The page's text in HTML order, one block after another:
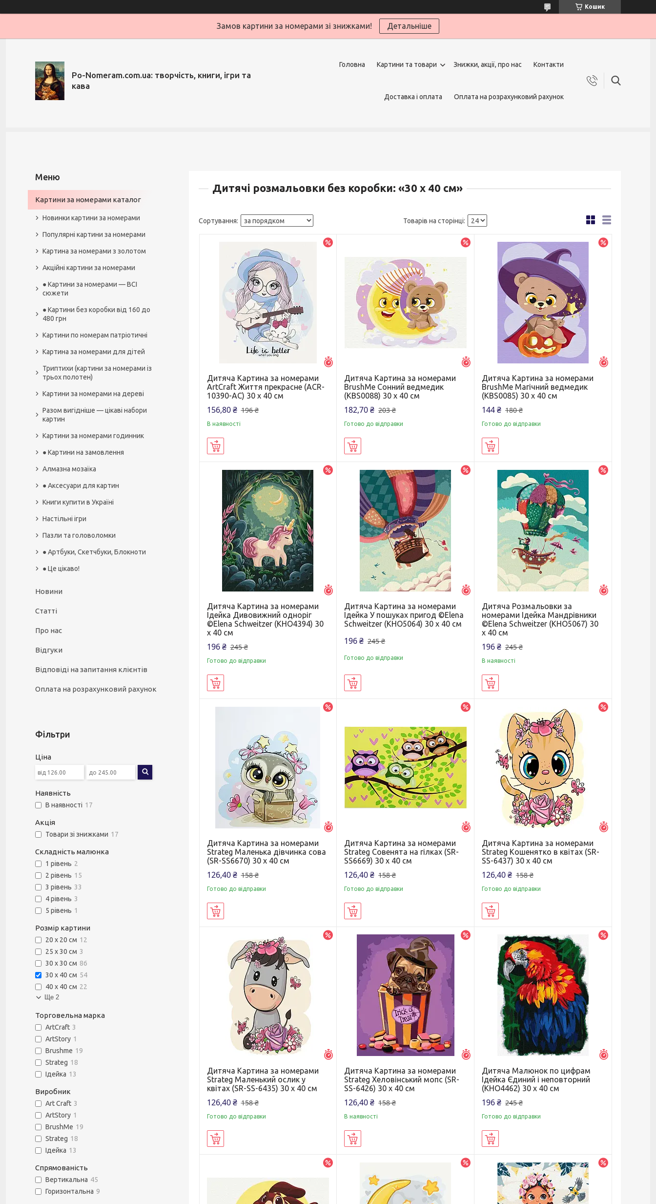
Кошик
Замов картини за номерами зі знижками! Детальніше
Po-Nomeram.com.ua: творчість, книги, ігри та
кава
Головна Картини та товари Знижки, акції, про нас Контакти
Доставка і оплата Оплата на розрахунковий рахунок
Дитячі розмальовки без коробки: «30 х 40 см»
Дитяча Картина за номерами
ArtCraft Життя прекрасне (ACR-
10390-AC) 30 х 40 см
156,80 ₴ 196 ₴
В наявності
Залишилось 5 днів
Дитяча Картина за номерами
BrushMe Сонний ведмедик
(KBS0088) 30 х 40 см
182,70 ₴ 203 ₴
Готово до відправки
Дитяча Картина за номерами
BrushMe Магічний ведмедик
(KBS0085) 30 х 40 см
144 ₴ 180 ₴
Готово до відправки
Залишилось 5 днів
Дитяча Картина за номерами
Ідейка Дивовижний одноріг
©Elena Schweitzer (KHO4394) 30
х 40 см
196 ₴ 245 ₴
Готово до відправки
Залишилось 5 днів
Дитяча Картина за номерами
Ідейка У пошуках пригод ©Elena
Schweitzer (KHO5064) 30 х 40 см
196 ₴ 245 ₴
Готово до відправки
Дитяча Розмальовки за
номерами Ідейка Мандрівники
©Elena Schweitzer (KHO5067) 30
х 40 см
196 ₴ 245 ₴
В наявності
Дитяча Картина за номерами
Strateg Маленька дівчинка сова
(SR-SS6670) 30 х 40 см
126,40 ₴ 158 ₴
Готово до відправки
Залишилось 5 днів
Дитяча Картина за номерами
Strateg Совенята на гілках (SR-
SS6669) 30 х 40 см
126,40 ₴ 158 ₴
Готово до відправки
Дитяча Картина за номерами
Strateg Кошенятко в квітах (SR-
SS-6437) 30 х 40 см
126,40 ₴ 158 ₴
Готово до відправки
Залишилось 5 днів
Дитяча Картина за номерами
Strateg Маленький ослик у
квітах (SR-SS-6435) 30 х 40 см
126,40 ₴ 158 ₴
Готово до відправки
Залишилось 5 днів
Дитяча Картина за номерами
Strateg Хеловінський мопс (SR-
SS-6426) 30 х 40 см
126,40 ₴ 158 ₴
В наявності
Дитяча Малюнок по цифрам
Ідейка Єдиний і неповторний
(KHO4462) 30 х 40 см
196 ₴ 245 ₴
Готово до відправки
Картини за номерами каталог
Новинки картини за номерами
Популярні картини за номерами
Картина за номерами з золотом
Акційні картини за номерами
● Картини за номерами — ВСІ
сюжети
● Картини без коробки від 160 до
480 грн
Картини по номерам патріотичні
Картина за номерами для дітей
Триптихи (картини за номерами із
трьох полотен)
Картини за номерами на дереві
Разом вигідніше — цікаві набори
картин
Картини за номерами годинник
● Картини на замовлення
Алмазна мозаїка
● Аксесуари для картин
Книги купити в Україні
Настільні ігри
Пазли та головоломки
● Артбуки, Скетчбуки, Блокноти
● Це цікаво!
Новини
Статті
Про нас
Відгуки
Відповіді на запитання клієнтів
Оплата на розрахунковий рахунок
Фільтри
Ціна
Наявність
В наявності 17
Акція
Товари зі знижками 17
Складність малюнка
1 рівень 2
2 рівень 15
3 рівень 33
4 рівень 3
5 рівень 1
Розмір картини
20 х 20 см 12
25 х 30 см 3
30 х 30 см 86
30 х 40 см 54
40 х 40 см 22
Ще 2
Торговельна марка
ArtCraft 3
ArtStory 1
Brushme 19
Strateg 18
Ідейка 13
Виробник
Art Craft 3
ArtStory 1
BrushMe 19
Strateg 18
Ідейка 13
Спрямованість
Вертикальна 45
Горизонтальна 9